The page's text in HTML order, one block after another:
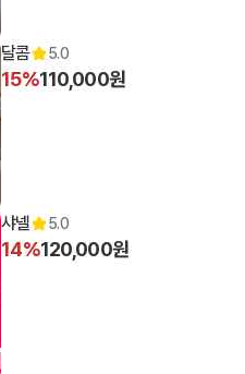
달콤 5.0
15%110,000원
샤넬 5.0
14%120,000원